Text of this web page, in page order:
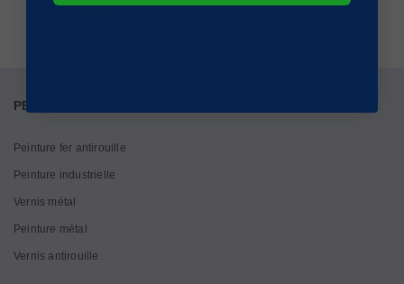
PEINTURE POUR MÉTAUX
Peinture fer antirouille
Peinture industrielle
Vernis métal
Peinture métal
Vernis antirouille